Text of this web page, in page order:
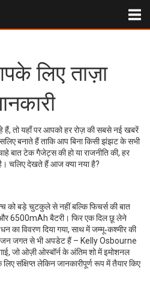
लिए ताज़ा
हैं, तो यहाँ पर आपको हर रोज़ की सबसे नई खबरें
बनाते हैं ताकि आप बिना किसी झंझट के सभी
बात टेक गैजेट्स की हो या राजनीति की, हर
है। चलिए देखते हैं आज क्या नया है?
को बड़े चुटकुले से नहीं बल्कि फिचर्स की बात
6500mAh बैटरी। फिर एक दिल छू लेने
का विवरण दिया गया, साथ में जम्मू‑कश्मीर की
जगत से भी अपडेट हैं – Kelly Osbourne
जो ओज़ी ओस्बॉर्न के अंतिम शो में इमोशनल
संक्षिप्त लेकिन जानकारीपूर्ण रूप में तैयार किए